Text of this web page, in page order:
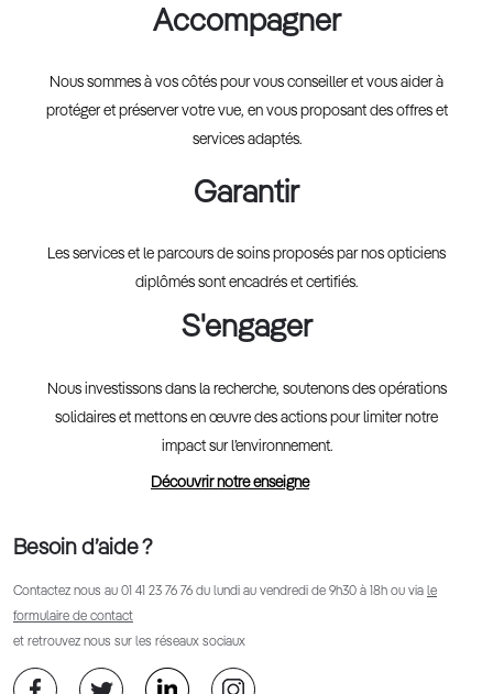
Accompagner
Nous sommes à vos côtés pour vous conseiller et vous aider à
protéger et préserver votre vue, en vous proposant des offres et
services adaptés.
Garantir
Les services et le parcours de soins proposés par nos opticiens
diplômés sont encadrés et certifiés.
S'engager
Nous investissons dans la recherche, soutenons des opérations
solidaires et mettons en œuvre des actions pour limiter notre
impact sur l’environnement.
Découvrir notre enseigne
Besoin d’aide ?
Contactez nous au 01 41 23 76 76 du lundi au vendredi de 9h30 à 18h ou via le
formulaire de contact
et retrouvez nous sur les réseaux sociaux